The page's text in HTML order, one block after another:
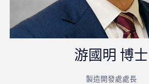
游國明 博士
製造開發處處長